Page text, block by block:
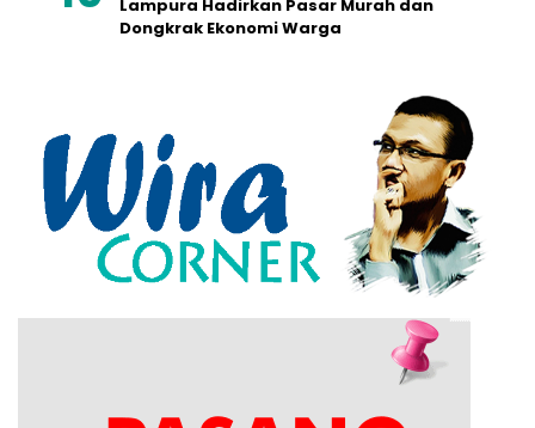
Lampura Hadirkan Pasar Murah dan
Dongkrak Ekonomi Warga